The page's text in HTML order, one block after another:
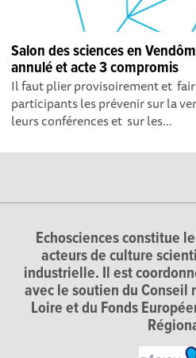
Salon des sciences en
annulé et acte 3 compromis
Il faut plier provisoirement et
participants les prévenir sur la
leurs conférences et sur les...
Echosciences constitue
acteurs de culture
industrielle. Il est
avec le soutien du Conseil
Loire et du Fonds